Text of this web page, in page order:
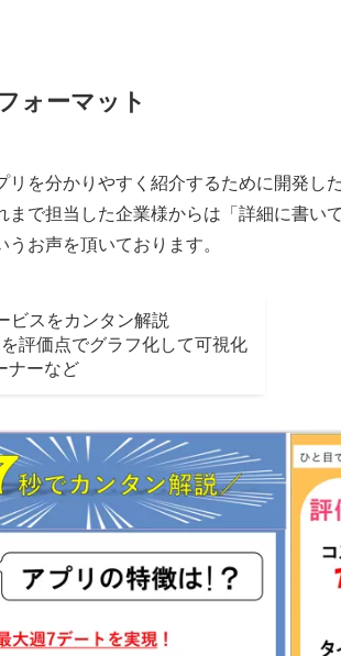
ォーマット
リを分かりやすく紹介するために開発し
まで担当した企業様からは「詳細に書い
うお声を頂いております。
ビスをカンタン解説
を評価点でグラフ化して可視化
ナーなど